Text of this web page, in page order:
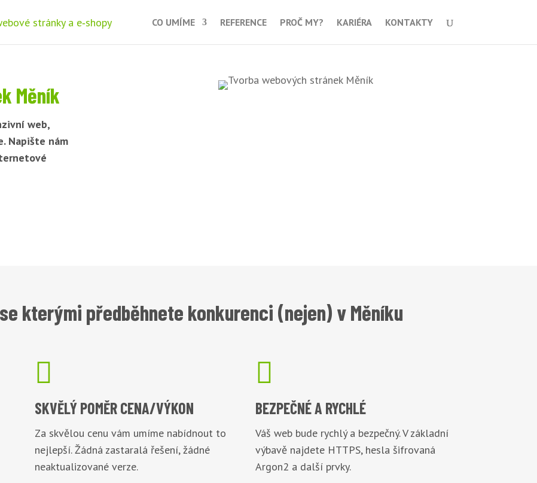
CO UMÍME REFERENCE PROČ MY? KARIÉRA KONTAKTY
Měník
web,
Napište nám
kterými předběhnete konkurenci (nejen) v Měníku

SKVĚLÝ POMĚRCENA/VÝKON
Za skvělou cenu vám umíme nabídnout to
nejlepší. Žádná zastaralá řešení, žádné
neaktualizované verze.

BEZPEČNÉA RYCHLÉ
Váš web bude rychlý a bezpečný. V základní
výbavě najdete HTTPS, hesla šifrovaná
Argon2 a další prvky.